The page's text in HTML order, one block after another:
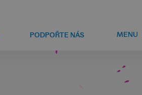
PODPOŘTE NÁS MENU